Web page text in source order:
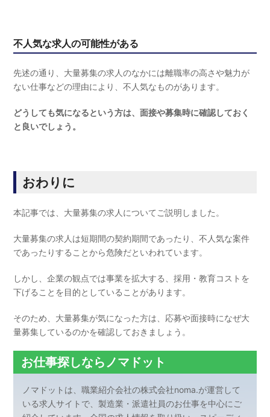
不人気な求人の可能性がある
先述の通り、大量募集の求人のなかには離職率の高さや魅力が
ない仕事などの理由により、不人気なものがあります。
どうしても気になるという方は、面接や募集時に確認しておく
と良いでしょう。
おわりに
本記事では、大量募集の求人についてご説明しました。
大量募集の求人は短期間の契約期間であったり、不人気な案件
であったりすることから危険だといわれています。
しかし、企業の観点では事業を拡大する、採用・教育コストを
下げることを目的としていることがあります。
そのため、大量募集が気になった方は、応募や面接時になぜ大
量募集しているのかを確認しておきましょう。
お仕事探しならノマドット
ノマドットは、職業紹介会社の株式会社noma.が運営して
いる求人サイトで、製造業・派遣社員のお仕事を中心にご